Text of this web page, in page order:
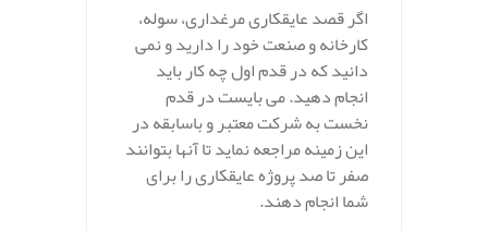
اگر قصد عایقکاری مرغداری، سوله،
کارخانه و صنعت خود را دارید و نمی
دانید که در قدم اول چه کار باید
انجام دهید. می بایست در قدم
نخست به شرکت معتبر و باسابقه در
این زمینه مراجعه نماید تا آنها بتوانند
صفر تا صد پروژه عایقکاری را برای
شما انجام دهند.